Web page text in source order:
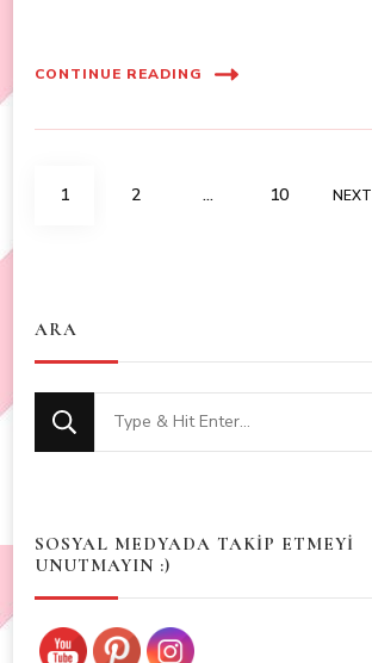
CONTINUE READING
Posts
PAGE
1 PAGE
2 … PAGE
10 NEXT
ARA
Looking
for
SOSYAL MEDYADA TAKİP ETMEYİ
UNUTMAYIN :)